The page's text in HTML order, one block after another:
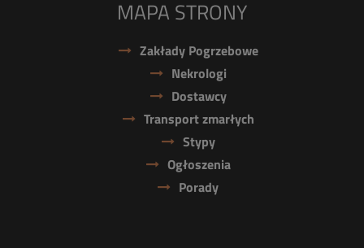
MAPA STRONY
Zakłady Pogrzebowe
Nekrologi
Dostawcy
Transport zmarłych
Stypy
Ogłoszenia
Porady